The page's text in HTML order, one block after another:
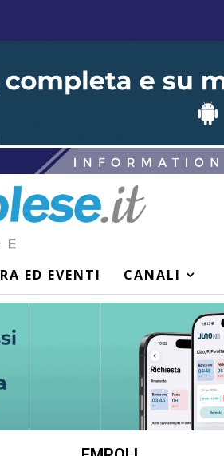
ED EVENTI CANALI